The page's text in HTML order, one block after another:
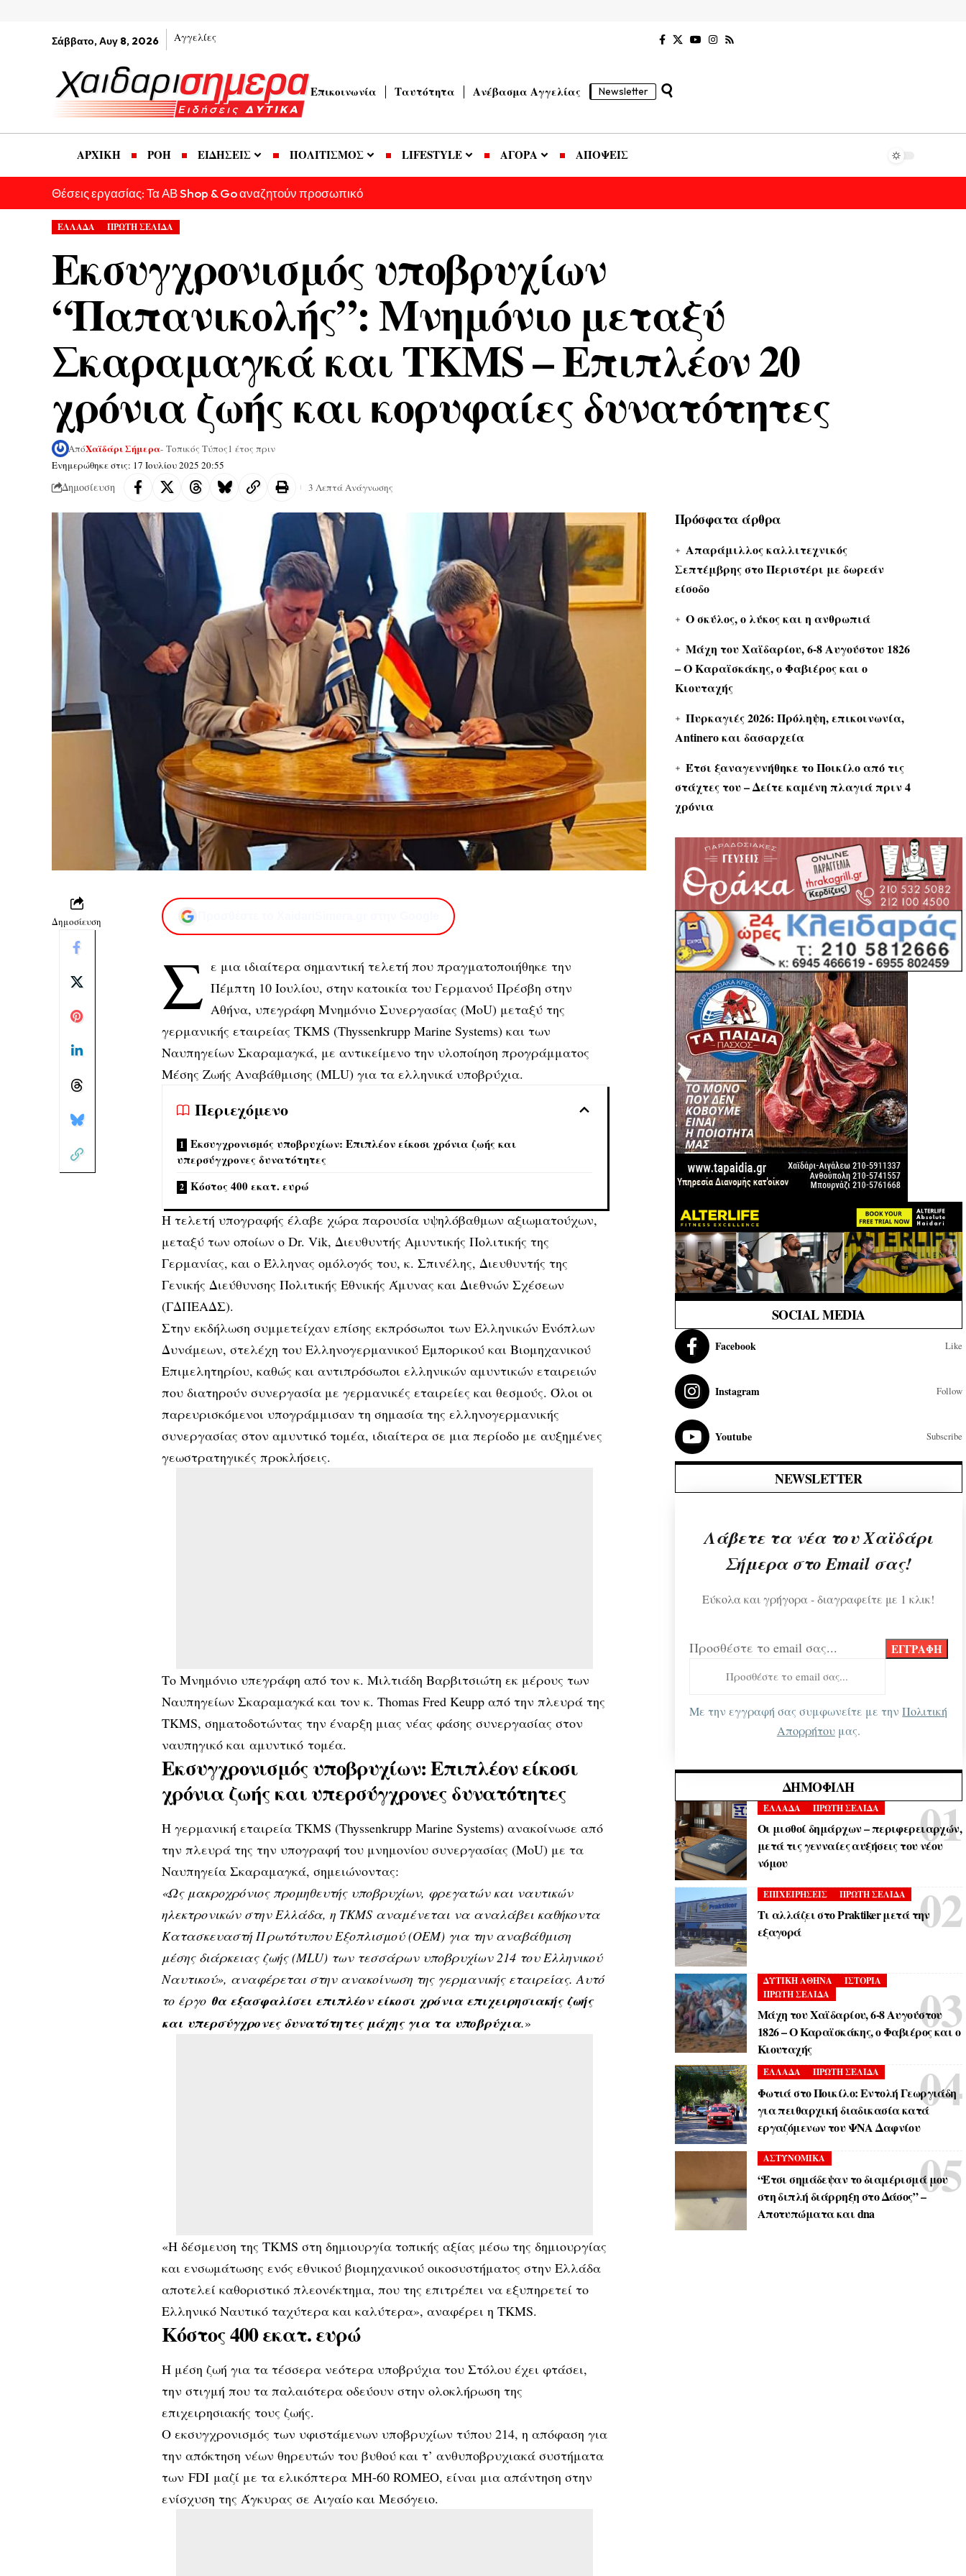
Σάββατο, Αυγ 8, 2026 Αγγελίες
Επικοινωνία Ταυτότητα Ανέβασμα Αγγελίας Newsletter
ΑΡΧΙΚΗ ΡΟΗ ΕΙΔΗΣΕΙΣ ΠΟΛΙΤΙΣΜΟΣ LIFESTYLE ΑΓΟΡΑ ΑΠΟΨΕΙΣ
Θέσεις εργασίας: Τα ΑΒ Shop & Go αναζητούν προσωπικό
ΕΛΛΑΔΑ ΠΡΩΤΗ ΣΕΛΙΔΑ
Εκσυγχρονισμός υποβρυχίων
“Παπανικολής”: Μνημόνιο μεταξύ
Σκαραμαγκά και TKMS – Επιπλέον 20
χρόνια ζωής και κορυφαίες δυνατότητες
Ενημερώθηκε στις: 17 Ιουλίου 2025 20:55
ΑπόΧαϊδάρι Σήμερα- Τοπικός Τύπος1 έτος πριν
Δημοσίευση 3 Λεπτά Ανάγνωσης
Δημοσίευση
Σ ε μια ιδιαίτερα σημαντική τελετή που πραγματοποιήθηκε την
Πέμπτη 10 Ιουλίου, στην κατοικία του Γερμανού Πρέσβη στην
Αθήνα, υπεγράφη Μνημόνιο Συνεργασίας (MoU) μεταξύ της
γερμανικής εταιρείας TKMS (Thyssenkrupp Marine Systems) και των
Ναυπηγείων Σκαραμαγκά, με αντικείμενο την υλοποίηση προγράμματος
Μέσης Ζωής Αναβάθμισης (MLU) για τα ελληνικά υποβρύχια.
Περιεχόμενο
Εκσυγχρονισμός υποβρυχίων: Επιπλέον είκοσι χρόνια ζωής και
υπερσύγχρονες δυνατότητες
Κόστος 400 εκατ. ευρώ
Η τελετή υπογραφής έλαβε χώρα παρουσία υψηλόβαθμων αξιωματούχων,
μεταξύ των οποίων ο Dr. Vik, Διευθυντής Αμυντικής Πολιτικής της
Γερμανίας, και ο Έλληνας ομόλογός του, κ. Σπινέλης, Διευθυντής της
Γενικής Διεύθυνσης Πολιτικής Εθνικής Άμυνας και Διεθνών Σχέσεων
(ΓΔΠΕΑΔΣ).
Στην εκδήλωση συμμετείχαν επίσης εκπρόσωποι των Ελληνικών Ενόπλων
Δυνάμεων, στελέχη του Ελληνογερμανικού Εμπορικού και Βιομηχανικού
Επιμελητηρίου, καθώς και αντιπρόσωποι ελληνικών αμυντικών εταιρειών
που διατηρούν συνεργασία με γερμανικές εταιρείες και θεσμούς. Όλοι οι
παρευρισκόμενοι υπογράμμισαν τη σημασία της ελληνογερμανικής
συνεργασίας στον αμυντικό τομέα, ιδιαίτερα σε μια περίοδο με αυξημένες
γεωστρατηγικές προκλήσεις.
Το Μνημόνιο υπεγράφη από τον κ. Μιλτιάδη Βαρβιτσιώτη εκ μέρους των
Ναυπηγείων Σκαραμαγκά και τον κ. Thomas Fred Keupp από την πλευρά της
TKMS, σηματοδοτώντας την έναρξη μιας νέας φάσης συνεργασίας στον
ναυπηγικό και αμυντικό τομέα.
Εκσυγχρονισμός υποβρυχίων: Επιπλέον είκοσι
χρόνια ζωής και υπερσύγχρονες δυνατότητες
Η γερμανική εταιρεία TKMS (Thyssenkrupp Marine Systems) ανακοίνωσε από
την πλευρά της την υπογραφή του μνημονίου συνεργασίας (MoU) με τα
Ναυπηγεία Σκαραμαγκά, σημειώνοντας:
«Ως μακροχρόνιος προμηθευτής υποβρυχίων, φρεγατών και ναυτικών
ηλεκτρονικών στην Ελλάδα, η TKMS αναμένεται να αναλάβει καθήκοντα
Κατασκευαστή Πρωτότυπου Εξοπλισμού (OEM) για την αναβάθμιση
μέσης διάρκειας ζωής (MLU) των τεσσάρων υποβρυχίων 214 του Ελληνικού
Ναυτικού», αναφέρεται στην ανακοίνωση της γερμανικής εταιρείας. Αυτό
το έργο θα εξασφαλίσει επιπλέον είκοσι χρόνια επιχειρησιακής ζωής
και υπερσύγχρονες δυνατότητες μάχης για τα υποβρύχια.»
«Η δέσμευση της TKMS στη δημιουργία τοπικής αξίας μέσω της δημιουργίας
και ενσωμάτωσης ενός εθνικού βιομηχανικού οικοσυστήματος στην Ελλάδα
αποτελεί καθοριστικό πλεονέκτημα, που της επιτρέπει να εξυπηρετεί το
Ελληνικό Ναυτικό ταχύτερα και καλύτερα», αναφέρει η TKMS.
Κόστος 400 εκατ. ευρώ
Η μέση ζωή για τα τέσσερα νεότερα υποβρύχια του Στόλου έχει φτάσει,
την στιγμή που τα παλαιότερα οδεύουν στην ολοκλήρωση της
επιχειρησιακής τους ζωής.
Ο εκσυγχρονισμός των υφιστάμενων υποβρυχίων τύπου 214, η απόφαση για
την απόκτηση νέων θηρευτών του βυθού και τ’ ανθυποβρυχιακά συστήματα
των FDI μαζί με τα ελικόπτερα ΜΗ-60 ROMEO, είναι μια απάντηση στην
ενίσχυση της Άγκυρας σε Αιγαίο και Μεσόγειο.
Πρόσφατα άρθρα
Απαράμιλλος καλλιτεχνικός
Σεπτέμβρης στο Περιστέρι με δωρεάν
είσοδο
Ο σκύλος, ο λύκος και η ανθρωπιά
Μάχη του Χαϊδαρίου, 6-8 Αυγούστου 1826
– Ο Καραϊσκάκης, ο Φαβιέρος και ο
Κιουταχής
Πυρκαγιές 2026: Πρόληψη, επικοινωνία,
Antinero και δασαρχεία
Έτσι ξαναγεννήθηκε το Ποικίλο από τις
στάχτες του – Δείτε καμένη πλαγιά πριν 4
χρόνια
SOCIAL MEDIA
Facebook Like
Instagram Follow
Youtube Subscribe
NEWSLETTER
Λάβετε τα νέα του Χαϊδάρι
Σήμερα στο Email σας!
Εύκολα και γρήγορα - διαγραφείτε με 1 κλικ!
Προσθέστε το email σας...
Με την εγγραφή σας συμφωνείτε με τηνΠολιτική
Απορρήτουμας.
ΔΗΜΟΦΙΛΉ
ΕΛΛΑΔΑ ΠΡΩΤΗ ΣΕΛΙΔΑ
Οι μισθοί δημάρχων – περιφερειαρχών,
μετά τις γενναίες αυξήσεις του νέου
νόμου
ΕΠΙΧΕΙΡΗΣΕΙΣ ΠΡΩΤΗ ΣΕΛΙΔΑ
Τι αλλάζει στο Praktiker μετά την
εξαγορά
ΔΥΤΙΚΗ ΑΘΗΝΑ
ΙΣΤΟΡΙΑ
ΠΡΩΤΗ ΣΕΛΙΔΑ
Μάχη του Χαϊδαρίου, 6-8 Αυγούστου
1826 – Ο Καραϊσκάκης, ο Φαβιέρος και ο
Κιουταχής
ΕΛΛΑΔΑ ΠΡΩΤΗ ΣΕΛΙΔΑ
Φωτιά στο Ποικίλο: Εντολή Γεωργιάδη
για πειθαρχική διαδικασία κατά
εργαζόμενων του ΨΝΑ Δαφνίου
ΑΣΤΥΝΟΜΙΚΑ
“Έτσι σημάδεψαν το διαμέρισμά μου
στη διπλή διάρρηξη στο Δάσος” –
Αποτυπώματα και dna